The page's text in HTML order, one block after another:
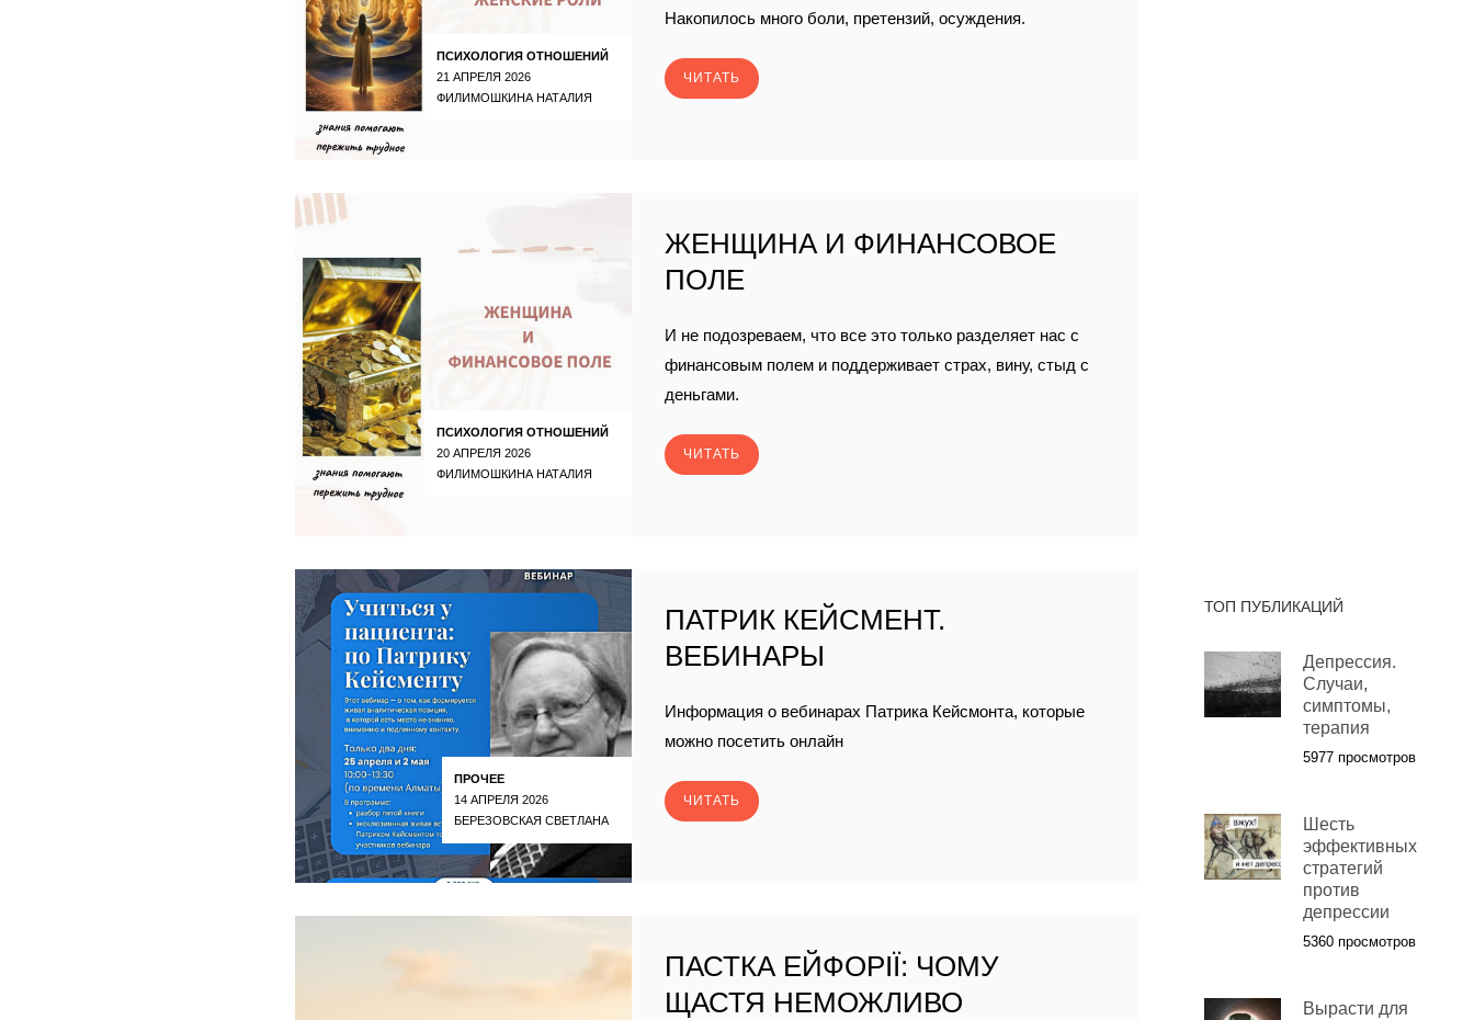
ПСИХОЛОГИЯ ОТНОШЕНИЙ
21 АПРЕЛЯ 2026
ФИЛИМОШКИНА НАТАЛИЯ
Накопилось много боли, претензий, осуждения.
ЧИТАТЬ
ПСИХОЛОГИЯ ОТНОШЕНИЙ
20 АПРЕЛЯ 2026
ФИЛИМОШКИНА НАТАЛИЯ
ЖЕНЩИНА И ФИНАНСОВОЕ
ПОЛЕ
И не подозреваем, что все это только разделяет нас с
финансовым полем и поддерживает страх, вину, стыд с
деньгами.
ЧИТАТЬ
ПРОЧЕЕ
14 АПРЕЛЯ 2026
БЕРЕЗОВСКАЯ СВЕТЛАНА
ПАТРИК КЕЙСМЕНТ.
ВЕБИНАРЫ
Информация о вебинарах Патрика Кейсмонта, которые
можно посетить онлайн
ЧИТАТЬ
ПАСТКА ЕЙФОРІЇ: ЧОМУ
ЩАСТЯ НЕМОЖЛИВО
ТОП ПУБЛИКАЦИЙ
Депрессия.
Случаи,
симптомы,
терапия
5977 просмотров
Шесть
эффективных
стратегий
против
депрессии
5360 просмотров
Вырасти для